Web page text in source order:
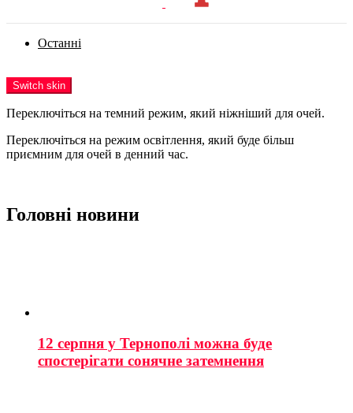
Останні
Switch skin
Переключіться на темний режим, який ніжніший для очей.
Переключіться на режим освітлення, який буде більш
приємним для очей в денний час.
Головні новини
12 серпня у Тернополі можна буде
спостерігати сонячне затемнення